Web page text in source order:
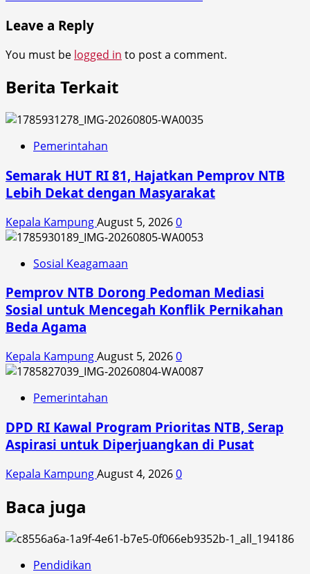
Leave a Reply
You must be logged in to post a comment.
Berita Terkait
Pemerintahan
Semarak HUT RI 81, Hajatkan Pemprov NTB
Lebih Dekat dengan Masyarakat
Kepala KampungAugust 5, 20260
Sosial Keagamaan
Pemprov NTB Dorong Pedoman Mediasi
Sosial untuk Mencegah Konflik Pernikahan
Beda Agama
Kepala KampungAugust 5, 20260
Pemerintahan
DPD RI Kawal Program Prioritas NTB, Serap
Aspirasi untuk Diperjuangkan di Pusat
Kepala KampungAugust 4, 20260
Baca juga
Pendidikan